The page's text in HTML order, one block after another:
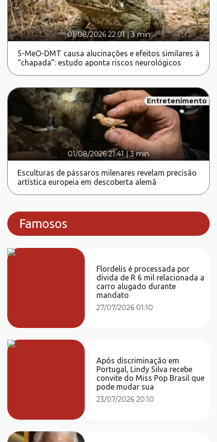
01/08/2026 22:01|3 min
5-MeO-DMT causa alucinações e efeitos similares à
“chapada”: estudo aponta riscos neurológicos
Entretenimento
01/08/2026 21:41 |3 min
Esculturas de pássaros milenares revelam precisão
artística europeia em descoberta alemã
Famosos
Flordelis é processada por
dívida de R 6 mil relacionada a
carro alugado durante
mandato
27/07/2026 01:10
Após discriminação em
Portugal, Lindy Silva recebe
convite do Miss Pop Brasil que
pode mudar sua
23/07/2026 20:10